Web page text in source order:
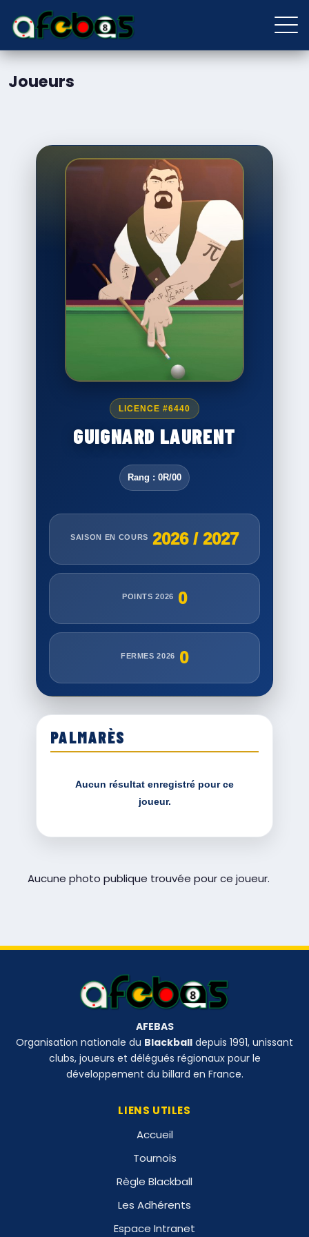
Joueurs
LICENCE #6440
GUIGNARD LAURENT
Rang : 0R/00
SAISON EN COURS 2026 / 2027
POINTS 2026 0
FERMES 2026 0
PALMARÈS
Aucun résultat enregistré pour ce
joueur.
Aucune photo publique trouvée pour ce joueur.
AFEBAS
Organisation nationale du Blackball depuis 1991, unissant
clubs, joueurs et délégués régionaux pour le
développement du billard en France.
LIENS UTILES
Accueil
Tournois
Règle Blackball
Les Adhérents
Espace Intranet